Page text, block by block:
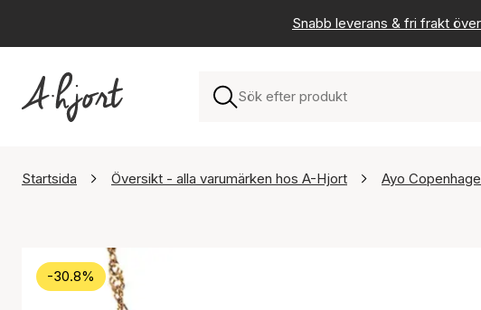
Snabb leverans & fri frakt
Startsida Översikt - alla varumärken hos A-Hjort Ayo
-30.8%